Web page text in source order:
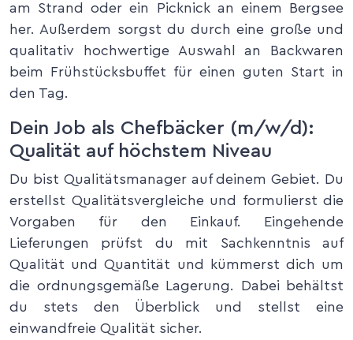
am Strand oder ein Picknick an einem Bergsee
her. Außerdem sorgst du durch eine große und
qualitativ hochwertige Auswahl an Backwaren
beim Frühstücksbuffet für einen guten Start in
den Tag.
Dein Job als Chefbäcker (m/w/d):
Qualität auf höchstem Niveau
Du bist Qualitätsmanager auf deinem Gebiet. Du
erstellst Qualitätsvergleiche und formulierst die
Vorgaben für den Einkauf. Eingehende
Lieferungen prüfst du mit Sachkenntnis auf
Qualität und Quantität und kümmerst dich um
die ordnungsgemäße Lagerung. Dabei behältst
du stets den Überblick und stellst eine
einwandfreie Qualität sicher.